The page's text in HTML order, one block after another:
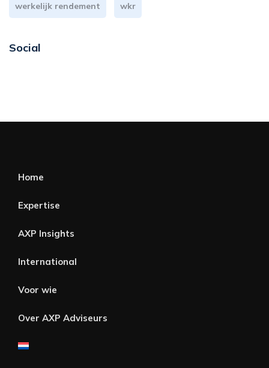
werkelijk rendement wkr
Social
Home
Expertise
AXP Insights
International
Voor wie
Over AXP Adviseurs